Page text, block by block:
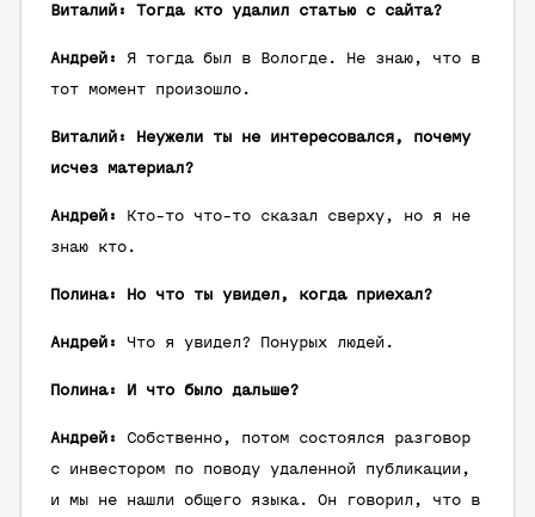
Виталий: Тогда кто удалил статью с сайта?
Андрей:
Я тогда был в Вологде. Не знаю, что в
тот момент произошло.
Виталий: Неужели ты не интересовался, почему
исчез материал?
Андрей:
Кто-то что-то сказал сверху, но я не
знаю кто.
Полина: Но что ты увидел, когда приехал?
Андрей: Что я увидел? Понурых людей.
Полина: И что было дальше?
Андрей:
Собственно, потом состоялся разговор
с инвестором по поводу удаленной публикации,
и мы не нашли общего языка. Он говорил, что в